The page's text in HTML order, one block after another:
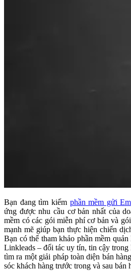
Bạn đang tìm kiếm phần mềm gửi
ứng được nhu cầu cơ bản nhất của
mềm có các gói miễn phí cơ bản và
mạnh mẽ giúp bạn thực hiện chiến
Bạn có thể tham khảo phần mềm
Linkleads – đối tác uy tín, tin cậy
tìm ra một giải pháp toàn diện bán
sóc khách hàng trước trong và sau bán